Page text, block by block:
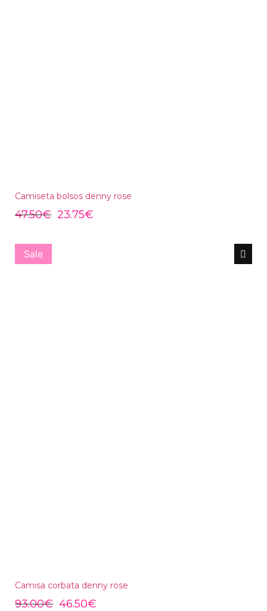
Camiseta bolsos denny rose
47.50€ 23.75€
Sale
Camisa corbata denny rose
93.00€ 46.50€